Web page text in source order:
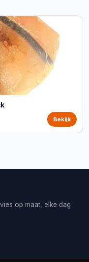
Bekijk
op maat, elke dag